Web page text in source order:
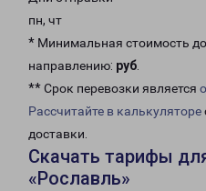
пн, чт
* Минимальная стоимость
направлению: руб.
** Срок перевозки является
Рассчитайте в калькуляторе
доставки.
Скачать тарифы
«Рославль»